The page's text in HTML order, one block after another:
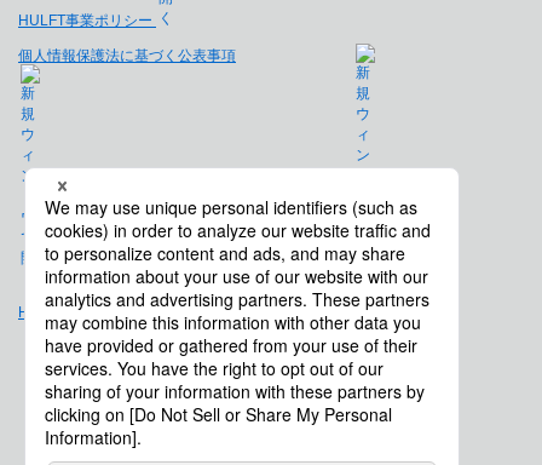
HULFT事業ポリシー
個人情報保護法に基づく公表事項
免責事項
Hulft.com